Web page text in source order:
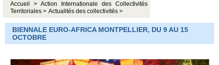
Accueil >Action Internationale des Collectivités
Territoriales > Actualités des collectivités >
BIENNALE EURO-AFRICA MONTPELLIER, DU 9 AU 15
OCTOBRE